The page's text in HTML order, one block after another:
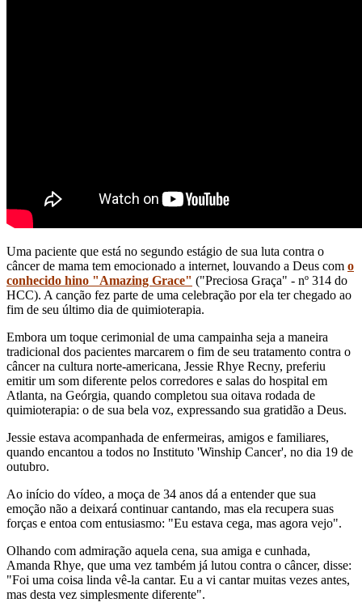
Uma paciente que está no segundo estágio de sua luta contra o
câncer de mama tem emocionado a internet, louvando a Deus com o
conhecido hino "Amazing Grace" ("Preciosa Graça" - nº 314 do
HCC). A canção fez parte de uma celebração por ela ter chegado ao
fim de seu último dia de quimioterapia.
Embora um toque cerimonial de uma campainha seja a maneira
tradicional dos pacientes marcarem o fim de seu tratamento contra o
câncer na cultura norte-americana, Jessie Rhye Recny, preferiu
emitir um som diferente pelos corredores e salas do hospital em
Atlanta, na Geórgia, quando completou sua oitava rodada de
quimioterapia: o de sua bela voz, expressando sua gratidão a Deus.
Jessie estava acompanhada de enfermeiras, amigos e familiares,
quando encantou a todos no Instituto 'Winship Cancer', no dia 19 de
outubro.
Ao início do vídeo, a moça de 34 anos dá a entender que sua
emoção não a deixará continuar cantando, mas ela recupera suas
forças e entoa com entusiasmo: "Eu estava cega, mas agora vejo".
Olhando com admiração aquela cena, sua amiga e cunhada,
Amanda Rhye, que uma vez também já lutou contra o câncer, disse:
"Foi uma coisa linda vê-la cantar. Eu a vi cantar muitas vezes antes,
mas desta vez simplesmente diferente".